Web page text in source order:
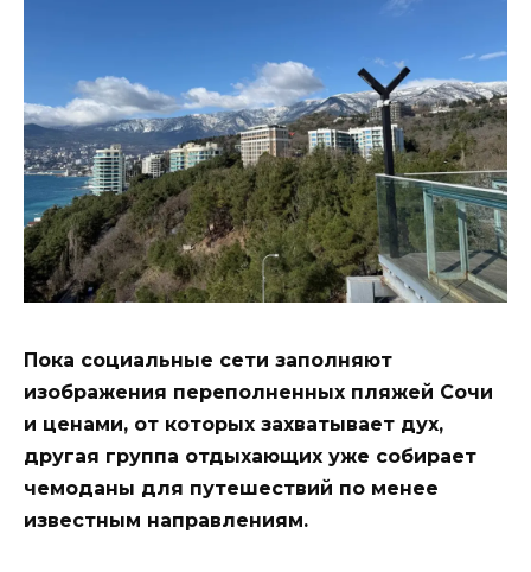
Пока социальные сети заполняют
изображения переполненных пляжей Сочи
и ценами, от которых захватывает дух,
другая группа отдыхающих уже собирает
чемоданы для путешествий по менее
известным направлениям.